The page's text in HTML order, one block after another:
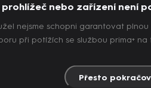
prohlížeč nebo zařízení není
nejsme schopni garantovat
při potížích se službou prima+ na
Přesto